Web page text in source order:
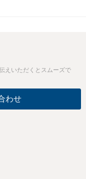
えいただくとスムーズで
わせ